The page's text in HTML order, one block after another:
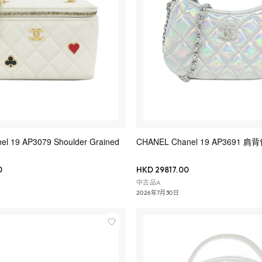
19 AP3079 Shoulder Grained CHANEL Chanel 19 AP3691 肩背
HKD 29817.00
中古品A
2026年7月30日